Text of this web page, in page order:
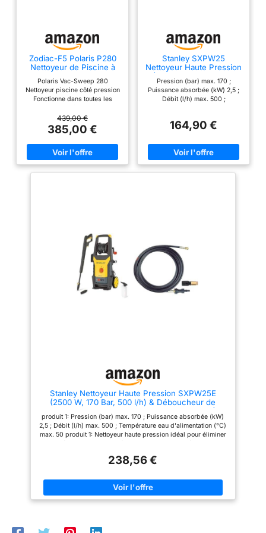
Zodiac-F5 Polaris P280
Nettoyeur de Piscine à
Polaris Vac-Sweep 280
Nettoyeur piscine côté pression
Fonctionne dans toutes les
une pompe booster Polaris
Palettisé en multiples de 16
unités Prêt pour le
raccordement à une ligne de
nettoyage à pression dédiée de
3,8 cm Comprend 9,4 m de
439,00 €
385,00 €
Stanley SXPW25
Nettoyeur Haute Pression
(2500 W, 170 Bar, 500
l/h)
Pression (bar) max. 170 ;
Puissance absorbée (kW) 2,5 ;
Débit (l/h) max. 500 ;
pression idéal pour éliminer la
domestiques extérieures, les
grilles, les bancs, les meubles
et outils de jardin, les motos, les
pression peut être enroulée très
facilement Raccord rapide
entrée eau avec filtre
contrôlable qui retient les
impuretés et garantit le parfait
fonctionnement du nettoyeur
164,90 €
Stanley Nettoyeur Haute Pression SXPW25E
(2500 W, 170 Bar, 500 l/h) & Déboucheur de
Canalisations pour Nettoyeur Haute Pression (16
m) Noir
produit 1: Pression (bar) max. 170 ; Puissance absorbée (kW)
2,5 ; Débit (l/h) max. 500 ; Température eau d'alimentation (°C)
max. 50 produit 1: Nettoyeur haute pression idéal pour éliminer
les voitures, les escaliers et les piscines produit 1: Équipement
buse à jet réglable, kit canon à mousse (0,4 l) applicable au
pistolet produit 1: Enrouleur intégré avec système de blocage :
après emploi le flexible à haute pression peut être enroulée
238,56 €